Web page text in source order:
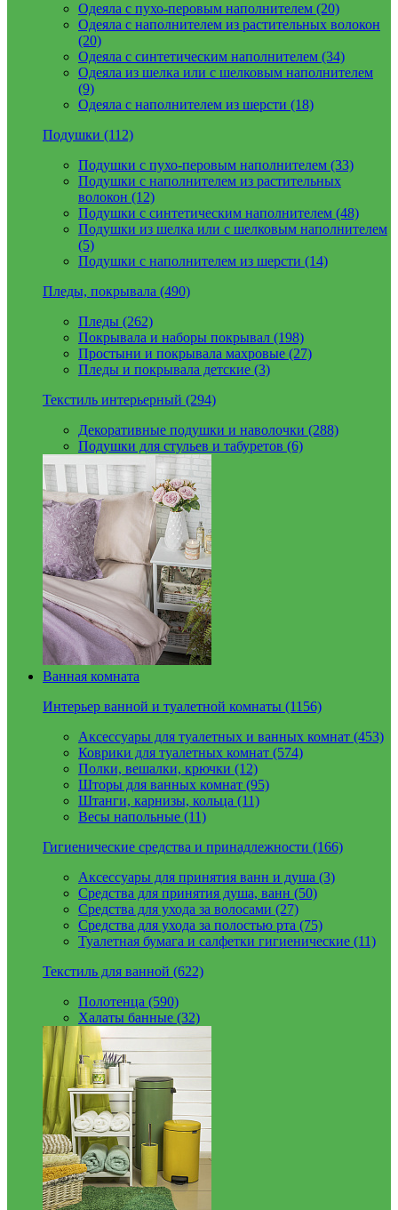
Одеяла с пухо-перовым наполнителем (20)
Одеяла с наполнителем из растительных волокон
(20)
Одеяла с синтетическим наполнителем (34)
Одеяла из шелка или с шелковым наполнителем
(9)
Одеяла с наполнителем из шерсти (18)
Подушки (112)
Подушки с пухо-перовым наполнителем (33)
Подушки с наполнителем из растительных
волокон (12)
Подушки с синтетическим наполнителем (48)
Подушки из шелка или с шелковым наполнителем
(5)
Подушки с наполнителем из шерсти (14)
Пледы, покрывала (490)
Пледы (262)
Покрывала и наборы покрывал (198)
Простыни и покрывала махровые (27)
Пледы и покрывала детские (3)
Текстиль интерьерный (294)
Декоративные подушки и наволочки (288)
Подушки для стульев и табуретов (6)
Ванная комната
Интерьер ванной и туалетной комнаты (1156)
Аксессуары для туалетных и ванных комнат (453)
Коврики для туалетных комнат (574)
Полки, вешалки, крючки (12)
Шторы для ванных комнат (95)
Штанги, карнизы, кольца (11)
Весы напольные (11)
Гигиенические средства и принадлежности (166)
Аксессуары для принятия ванн и душа (3)
Средства для принятия душа, ванн (50)
Средства для ухода за волосами (27)
Средства для ухода за полостью рта (75)
Туалетная бумага и салфетки гигиенические (11)
Текстиль для ванной (622)
Полотенца (590)
Халаты банные (32)